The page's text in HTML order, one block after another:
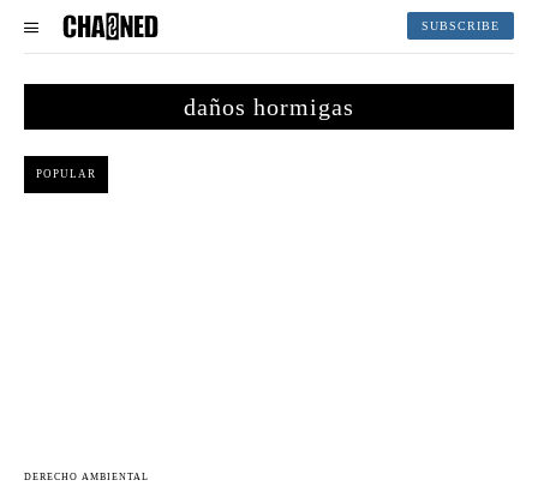
SUBSCRIBE
daños hormigas
POPULAR
DERECHO AMBIENTAL